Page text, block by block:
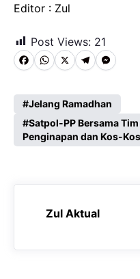
Editor : Zul
Post Views: 21
F
c
e
b
W
a
t
s
p
X T
l
e
g
m
M
s
s
e
Jelang Ramadhan
Satpol-PP Bersama
Penginapan dan Kos-
Zul Aktual